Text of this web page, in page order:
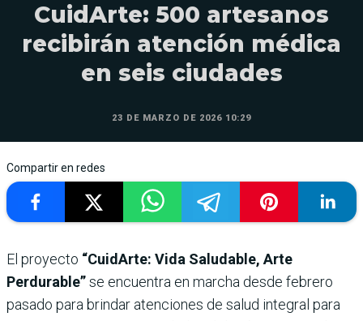
CuidArte: 500 artesanos
recibirán atención médica
en seis ciudades
23 DE MARZO DE 2026 10:29
Compartir en redes
El proyecto “CuidArte: Vida Saludable, Arte
Perdurable”se encuentra en marcha desde febrero
pasado para brindar atenciones de salud integral para